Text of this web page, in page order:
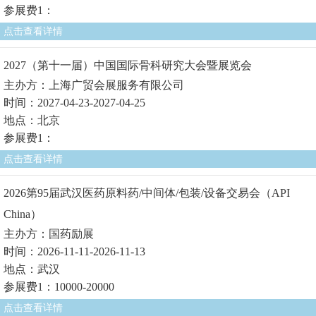
参展费1：
点击查看详情
2027（第十一届）中国国际骨科研究大会暨展览会
主办方：上海广贸会展服务有限公司
时间：2027-04-23-2027-04-25
地点：北京
参展费1：
点击查看详情
2026第95届武汉医药原料药/中间体/包装/设备交易会（API
China）
主办方：国药励展
时间：2026-11-11-2026-11-13
地点：武汉
参展费1：10000-20000
点击查看详情